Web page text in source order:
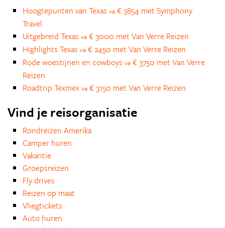
Hoogtepunten van Texas va € 3854 met Symphony
Travel
Uitgebreid Texas va € 3000 met Van Verre Reizen
Highlights Texas va € 2450 met Van Verre Reizen
Rode woestijnen en cowboys va € 3750 met Van Verre
Reizen
Roadtrip Texmex va € 3150 met Van Verre Reizen
Vind je reisorganisatie
Rondreizen Amerika
Camper huren
Vakantie
Groepsreizen
Fly drives
Reizen op maat
Vliegtickets
Auto huren